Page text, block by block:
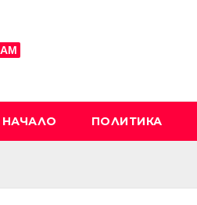
НАЧАЛО ПОЛИТИКА